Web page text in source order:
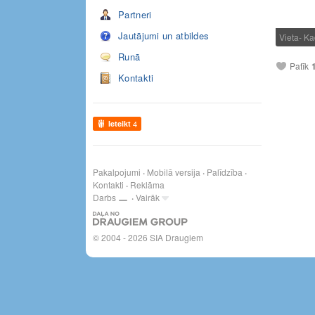
Partneri
Jautājumi un atbildes
Runā
Kontakti
Ieteikt 4
Pakalpojumi Mobilā versija
Palīdzība
Kontakti
Reklāma
Darbs
Vairāk
© 2004 - 2026 SIA Draugiem
Vieta-
Patīk 1